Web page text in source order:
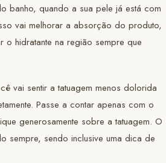
banho, quando a sua pele já está com
vai melhorar a absorção do produto,
o hidratante na região sempre que
vai sentir a tatuagem menos dolorida
Passe a contar apenas com o
generosamente sobre a tatuagem. O
sempre, sendo inclusive uma dica de